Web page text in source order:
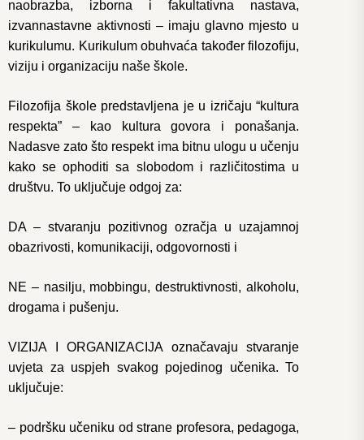
naobrazba, izborna i fakultativna nastava,
izvannastavne aktivnosti – imaju glavno mjesto u
kurikulumu. Kurikulum obuhvaća također filozofiju,
viziju i organizaciju naše škole.
Filozofija škole predstavljena je u izričaju “kultura
respekta” – kao kultura govora i ponašanja.
Nadasve zato što respekt ima bitnu ulogu u učenju
kako se ophoditi sa slobodom i različitostima u
društvu. To uključuje odgoj za:
DA – stvaranju pozitivnog ozračja u uzajamnoj
obazrivosti, komunikaciji, odgovornosti i
NE – nasilju, mobbingu, destruktivnosti, alkoholu,
drogama i pušenju.
VIZIJA I ORGANIZACIJA označavaju stvaranje
uvjeta za uspjeh svakog pojedinog učenika. To
uključuje:
– podršku učeniku od strane profesora, pedagoga,